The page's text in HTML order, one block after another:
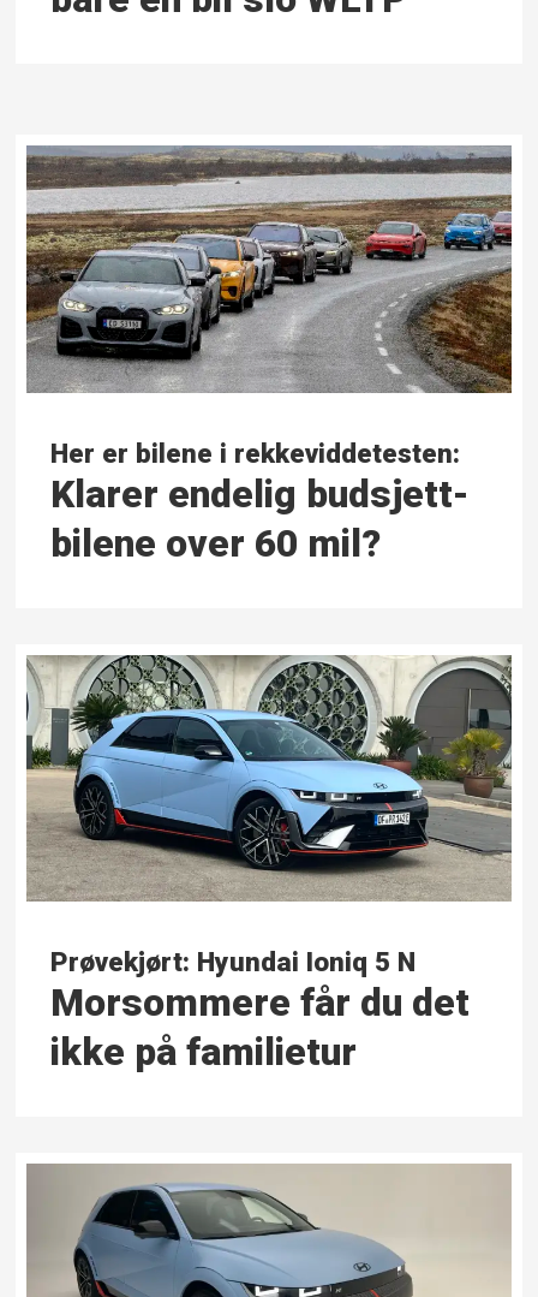
Her er bilene i rekkeviddetesten:
Klarer endelig budsjett­
bilene over 60 mil?
Prøvekjørt: Hyundai Ioniq 5 N
Morsommere får du det
ikke på familietur